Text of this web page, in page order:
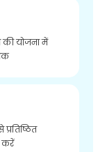
योजना में
करें